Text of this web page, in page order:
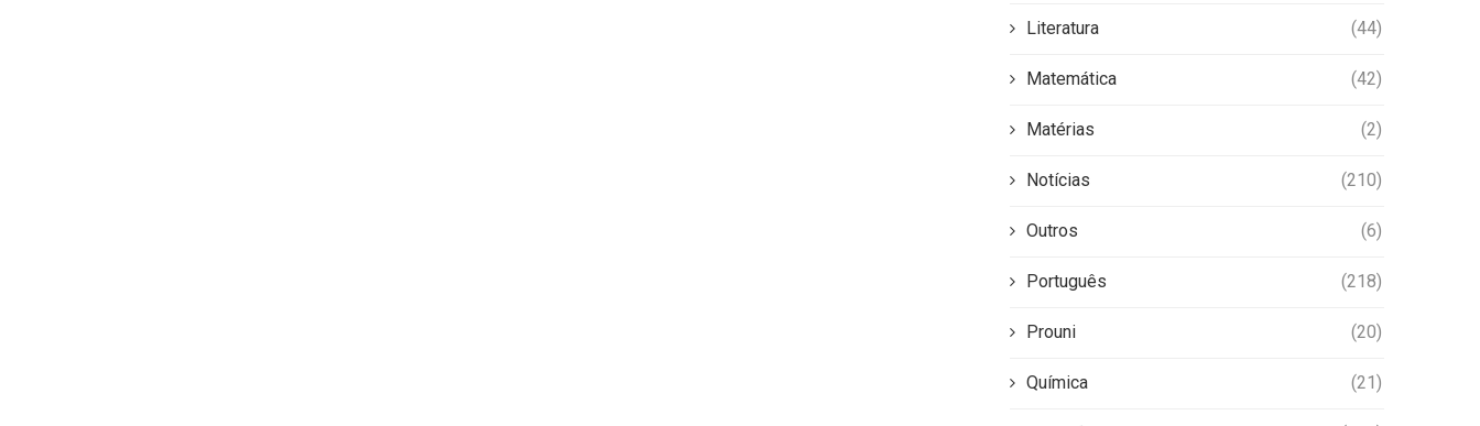
Literatura (44)
Matemática (42)
Matérias (2)
Notícias (210)
Outros (6)
Português (218)
Prouni (20)
Química (21)